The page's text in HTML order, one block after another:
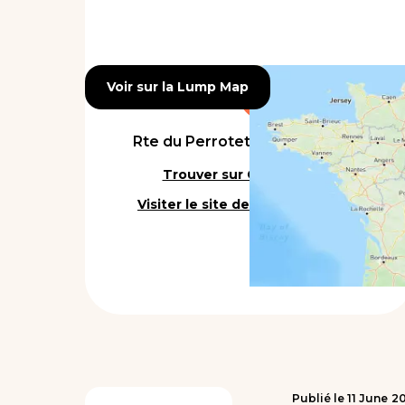
Voir sur la Lump Map
Voir sur la Lump Map
Rte du Perrotet, 84400 Gargas
Trouver sur Google Maps
Visiter le site de l'établissement
Publié le 11 June